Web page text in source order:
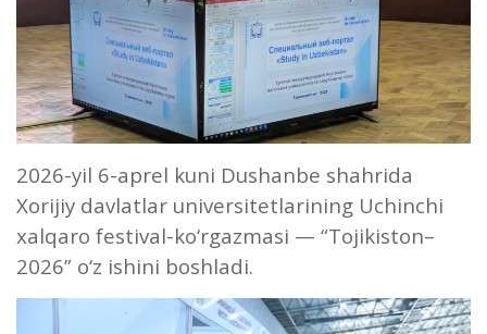
2026-yil 6-aprel kuni Dushanbe shahrida
Xorijiy davlatlar universitetlarining Uchinchi
xalqaro festival-ko‘rgazmasi — “Tojikiston–
2026” o‘z ishini boshladi.